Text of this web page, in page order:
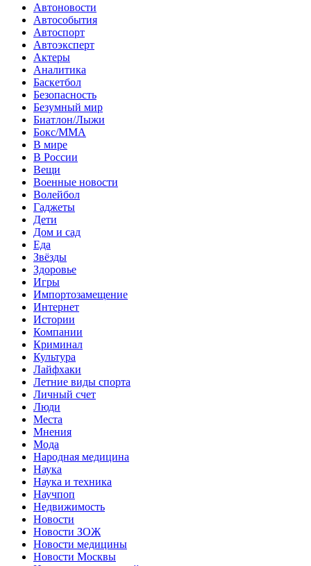
Автоновости
Автособытия
Автоспорт
Автоэксперт
Актеры
Аналитика
Баскетбол
Безопасность
Безумный мир
Биатлон/Лыжи
Бокс/MMA
В мире
В России
Вещи
Военные новости
Волейбол
Гаджеты
Дети
Дом и сад
Еда
Звёзды
Здоровье
Игры
Импортозамещение
Интернет
Истории
Компании
Криминал
Культура
Лайфхаки
Летние виды спорта
Личный счет
Люди
Места
Мнения
Мода
Народная медицина
Наука
Наука и техника
Научпоп
Недвижимость
Новости
Новости ЗОЖ
Новости медицины
Новости Москвы